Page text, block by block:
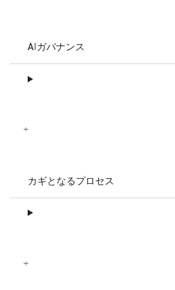
AIガバナンス
カギとなるプロセス